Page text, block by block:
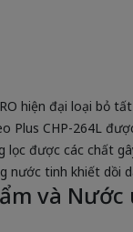
hiện đại loại bỏ
Plus CHP-264L
lọc được các chất
nước tinh khiết dồi
và Nước